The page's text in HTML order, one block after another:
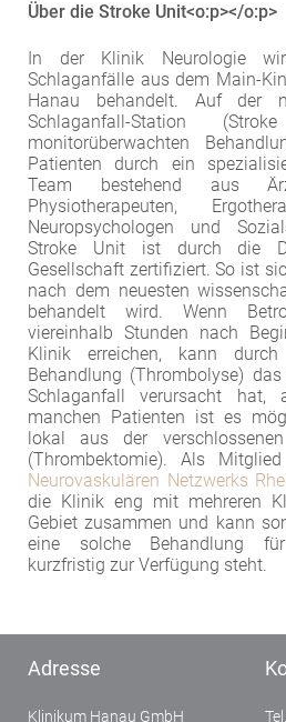
Über die Stroke Unit<o:p></o:p>
In der Klinik Neurologie
Schlaganfälle aus dem Main-
Hanau behandelt. Auf der
Schlaganfall-Station
monitorüberwachten
Patienten durch ein
Team bestehend aus
Physiotherapeuten,
Neuropsychologen und
Stroke Unit ist durch die
Gesellschaft zertifiziert. So ist
nach dem neuesten
behandelt wird. Wenn
viereinhalb Stunden nach
Klinik erreichen, kann durch
Behandlung (Thrombolyse)
Schlaganfall verursacht hat,
manchen Patienten ist es
lokal aus der
(Thrombektomie). Als
Neurovaskulären Netzwerks
die Klinik eng mit mehreren
Gebiet zusammen und kann
eine solche Behandlung
kurzfristig zur Verfügung steht.
Adresse
Klinikum Hanau GmbH